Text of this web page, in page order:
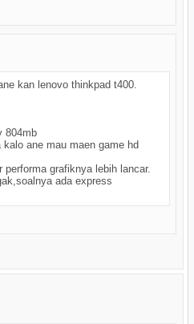
kan lenovo thinkpad t400.
804mb
ane mau maen game hd
performa grafiknya lebih lancar.
ada express